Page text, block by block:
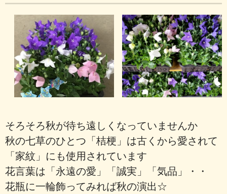
そろそろ秋が待ち遠しくなっていませんか
秋の七草のひとつ「桔梗」は古くから愛されて
「家紋」にも使用されています
花言葉は「永遠の愛」「誠実」「気品」・・
花瓶に一輪飾ってみれば秋の演出☆